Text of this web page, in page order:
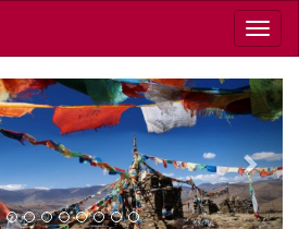
Next